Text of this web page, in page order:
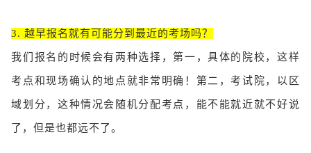
3. 越早报名就有可能分到最近的考场吗？
我们报名的时候会有两种选择，第一，具体的院校，这样
考点和现场确认的地点就非常明确！第二，考试院，以区
域划分，这种情况会随机分配考点，能不能就近就不好说
了，但是也都远不了。